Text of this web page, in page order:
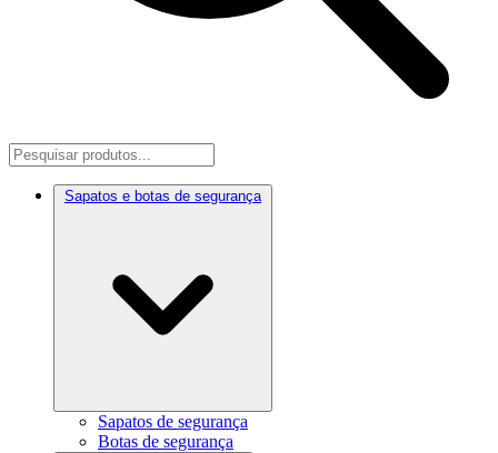
Sapatos e botas de segurança
Sapatos de segurança
Botas de segurança